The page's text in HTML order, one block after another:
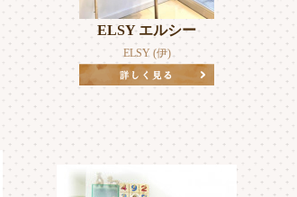
ELSY エルシー
ELSY (伊)